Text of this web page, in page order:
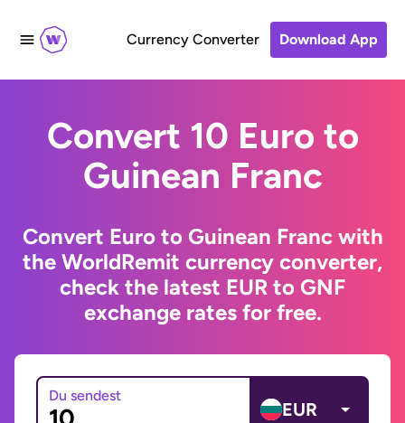
Currency Converter Download App
Convert 10 Euro to
Guinean Franc
Convert Euro to Guinean Franc with
the WorldRemit currency converter,
check the latest EUR to GNF
exchange rates for free.
Du sendest
EUR